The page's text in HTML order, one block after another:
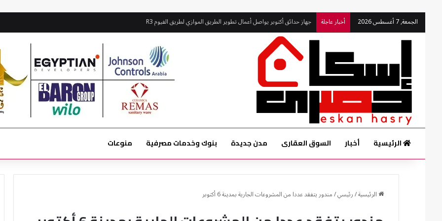
الجمعة, 7 أغسطس 2026 أخبار عاجلة
جهاز 6 أكتوبر يلاحق الإشغالات بالقطاع الشرقي بحملات مفاجئة
الرئيسية أخبار السوق العقارى مدن جديدة بنوك وخدمات مصرفية منوعات
الرئيسية/رئيسي/مندور يتفقد عددا من المشروعات الجارية بمدينة 6 أكتوبر